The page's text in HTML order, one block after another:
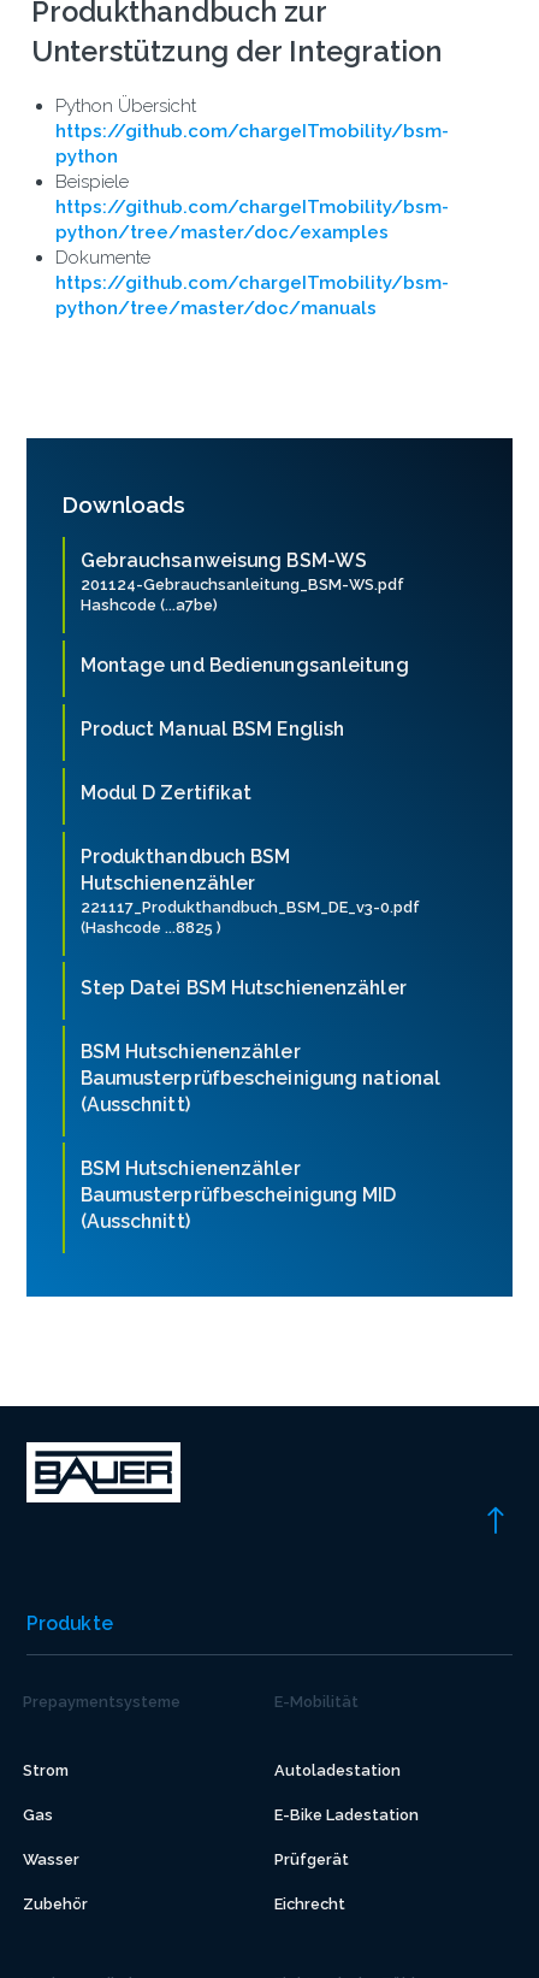
Produkthandbuch zur
Unterstützung der Integration
Python Übersicht
https://github.com/chargeITmobility/bsm-
python
Beispiele
https://github.com/chargeITmobility/bsm-
python/tree/master/doc/examples
Dokumente
https://github.com/chargeITmobility/bsm-
python/tree/master/doc/manuals
Downloads
Gebrauchsanweisung BSM-WS
201124-Gebrauchsanleitung_BSM-WS.pdf
Hashcode (...a7be)
Montage und Bedienungsanleitung
Product Manual BSM English
Modul D Zertifikat
Produkthandbuch BSM
Hutschienenzähler
221117_Produkthandbuch_BSM_DE_v3-0.pdf
(Hashcode ...8825 )
Step Datei BSM Hutschienenzähler
BSM Hutschienenzähler
Baumusterprüfbescheinigung national
(Ausschnitt)
BSM Hutschienenzähler
Baumusterprüfbescheinigung MID
(Ausschnitt)
Produkte
Prepaymentsysteme
Strom
Gas
Wasser
Zubehör
E-Mobilität
Autoladestation
E-Bike Ladestation
Prüfgerät
Eichrecht